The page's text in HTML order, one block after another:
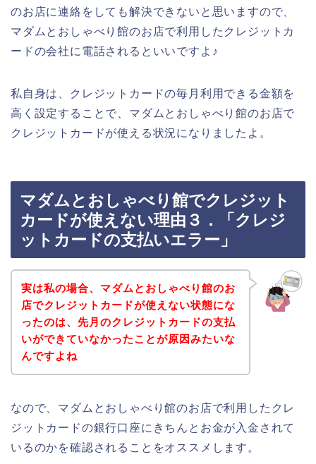
のお店に連絡をしても解決できないと思いますので、
マダムとおしゃべり館のお店で利用したクレジットカ
ードの会社に電話されるといいですよ♪
私自身は、クレジットカードの毎月利用できる金額を
高く設定することで、マダムとおしゃべり館のお店で
クレジットカードが使える状況になりましたよ。
マダムとおしゃべり館でクレジット
カードが使えない理由３．「クレジ
ットカードの支払いエラー」
実は私の場合、マダムとおしゃべり館のお
店でクレジットカードが使えない状態にな
ったのは、先月のクレジットカードの支払
いができていなかったことが原因みたいな
んですよね
なので、マダムとおしゃべり館のお店で利用したクレ
ジットカードの銀行口座にきちんとお金が入金されて
いるのかを確認されることをオススメします。